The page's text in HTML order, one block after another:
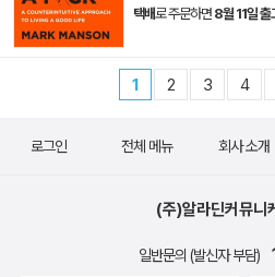
택배로 주문하면 8월 11일 출
1 2 3 4
로그인 전체 메뉴 회사 소개
(주)알라딘커뮤니
일반문의 (발신자 부담)